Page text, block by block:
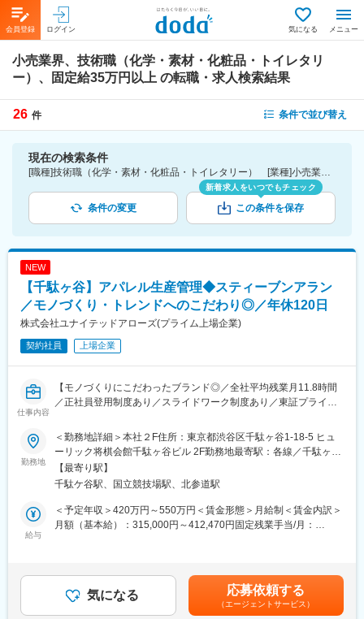
会員登録 ログイン 気になる メニュー
小売業界、技術職（化学・素材・化粧品・トイレタリ
ー）、固定給35万円以上 の転職・求人検索結果
26 件 条件で並び替え
現在の検索条件
[職種]技術職（化学・素材・化粧品・トイレタリー） [業種]小売業界 [詳細条件](待遇・福利厚生)固定給35万円以上
条件の変更
新着求人をいつでもチェック
この条件を保存
NEW
【千駄ヶ谷】アパレル生産管理◆スティーブンアラン
／モノづくり・トレンドへのこだわり◎／年休120日
株式会社ユナイテッドアローズ(プライム上場企業)
契約社員 上場企業
仕事内容
【モノづくりにこだわったブランド◎／全社平均残業月11.8時間
／正社員登用制度あり／スライドワーク制度あり／東証プライム
クオリティにこだわりを持ち、トレンド感を意識したブランド
『Steven Alan（スティーブンアラン）』のレディース生産管理担
当をお任せします。
Steven Alanをメインにご担当いただく想定ですが、他のブランド
も兼務で
ご対応いただく予定です！
■業務詳細：
・原料の開発､手配､ハンドリング
・サンプル～量産までの発注作成､背景設定､進行確認｡工場様との
勤務地
＜勤務地詳細＞本社２F住所：東京都渋谷区千駄ヶ谷1-18-5 ヒュ
ーリック将棋会館千駄ヶ谷ビル 2F勤務地最寄駅：各線／千駄ヶ
谷・国立競技場駅受動喫煙対策：屋内全面禁煙変更の範囲：会社
の定める事業所
【最寄り駅】
千駄ケ谷駅、国立競技場駅、北参道駅
給与
＜予定年収＞420万円～550万円＜賃金形態＞月給制＜賃金内訳＞
月額（基本給）：315,000円～412,470円固定残業手当/月：
験、実力を考慮の上、当社規定により決定賃金はあくまでも目安
の金額であり、選考を通じて上下する可能性があります。月給(月
額)は固定手当を含めた表記です。
気になる 応募依頼する
（エージェントサービス）